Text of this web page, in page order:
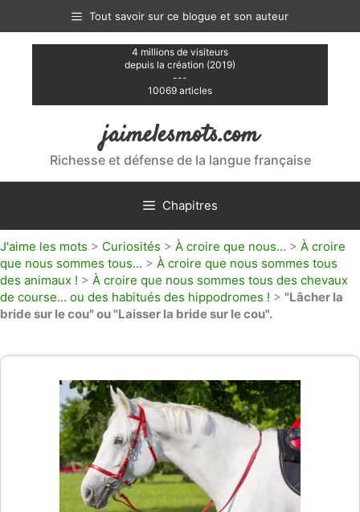
contenu
Tout savoir sur ce blogue et son auteur
4 millions de visiteurs
depuis la création (2019)
---
10069 articles
jaimelesmots.com
Richesse et défense de la langue française
Chapitres
J'aime les mots > Curiosités > À croire que nous... > À croire
que nous sommes tous... > À croire que nous sommes tous
des animaux ! > À croire que nous sommes tous des chevaux
de course... ou des habitués des hippodromes ! > "Lâcher la
bride sur le cou" ou "Laisser la bride sur le cou".